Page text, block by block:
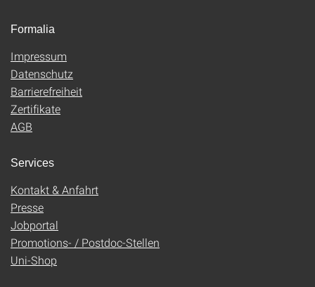
Formalia
Impressum
Datenschutz
Barrierefreiheit
Zertifikate
AGB
Services
Kontakt & Anfahrt
Presse
Jobportal
Promotions- / Postdoc-Stellen
Uni-Shop